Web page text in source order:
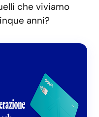
che viviamo
anni?